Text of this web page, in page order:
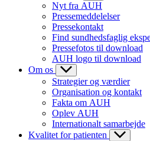
Nyt fra AUH
Pressemeddelelser
Pressekontakt
Find sundhedsfaglig
Pressefotos til download
AUH logo til download
Om os
Strategier og værdier
Organisation og kontakt
Fakta om AUH
Oplev AUH
Internationalt samarbejde
Kvalitet for patienten